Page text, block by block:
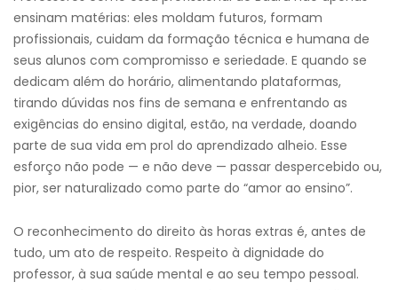
ensinam matérias: eles moldam futuros, formam
profissionais, cuidam da formação técnica e humana de
seus alunos com compromisso e seriedade. E quando se
dedicam além do horário, alimentando plataformas,
tirando dúvidas nos fins de semana e enfrentando as
exigências do ensino digital, estão, na verdade, doando
parte de sua vida em prol do aprendizado alheio. Esse
esforço não pode — e não deve — passar despercebido ou,
pior, ser naturalizado como parte do “amor ao ensino”.
O reconhecimento do direito às horas extras é, antes de
tudo, um ato de respeito. Respeito à dignidade do
professor, à sua saúde mental e ao seu tempo pessoal.